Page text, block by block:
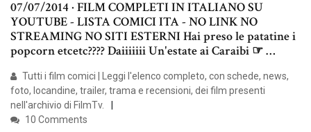
07/07/2014 · FILM COMPLETI IN ITALIANO SU
YOUTUBE - LISTA COMICI ITA - NO LINK NO
STREAMING NO SITI ESTERNI Hai preso le patatine i
popcorn etcetc???? Daiiiiiii Un'estate ai Caraibi ☞ …
Tutti i film comici | Leggi l'elenco completo, con schede, news,
foto, locandine, trailer, trama e recensioni, dei film presenti
nell'archivio di FilmTv.
10 Comments